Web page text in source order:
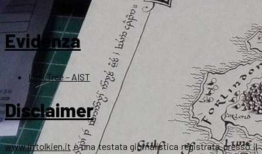
Evidenza
Link Tree – AIST
Disclaimer
www.jrrtolkien.it è una testata giornalistica registrata presso il